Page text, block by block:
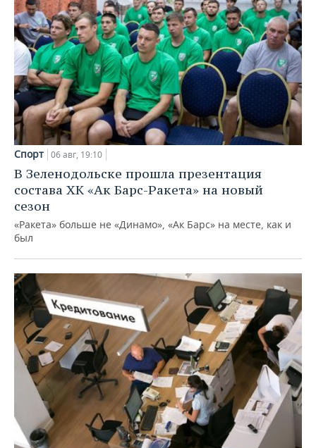
Спорт 06 авг, 19:10
В Зеленодольске прошла презентация
состава ХК «Ак Барс-Ракета» на новый
сезон
«Ракета» больше не «Динамо», «Ак Барс» на месте, как и
был